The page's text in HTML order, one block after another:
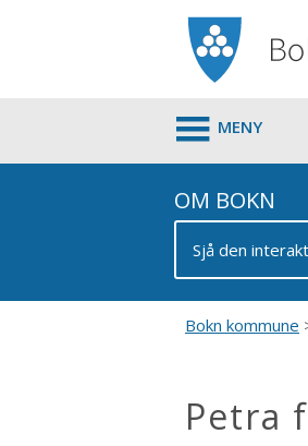
MENY
OM BOKN
Sjå den
Bokn kommune
Petra